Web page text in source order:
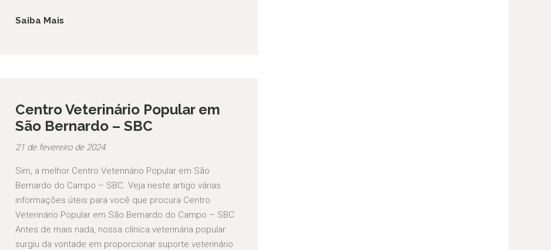
Saiba Mais
Centro Veterinário Popular em
São Bernardo – SBC
21 de fevereiro de 2024
Sim, a melhor Centro Veterinário Popular em São
Bernardo do Campo – SBC. Veja neste artigo várias
informações úteis para você que procura Centro
Veterinário Popular em São Bernardo do Campo – SBC
Antes de mais nada, nossa clínica veterinária popular
surgiu da vontade em proporcionar suporte veterinário